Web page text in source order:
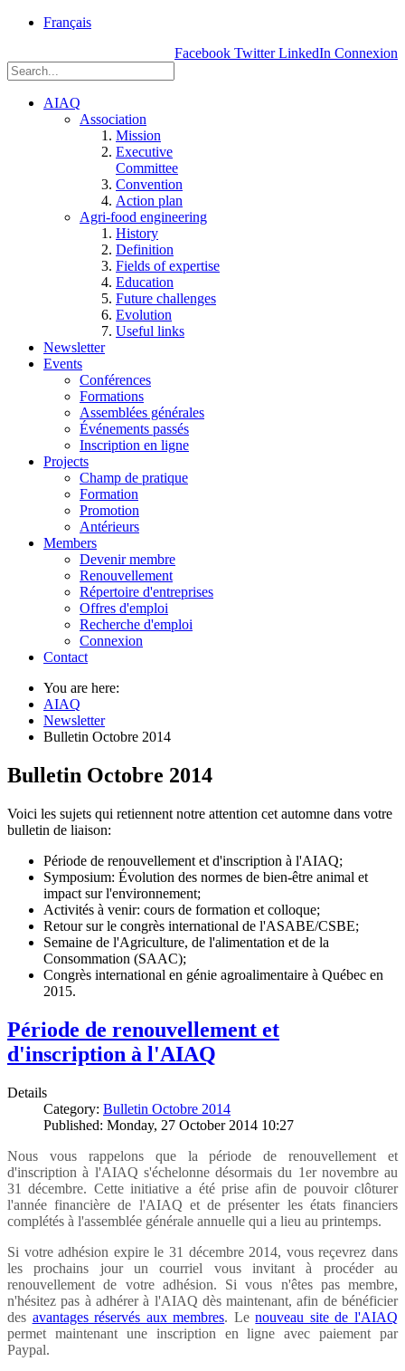
Français
Facebook Twitter LinkedIn Connexion
AIAQ
Association
Mission
Executive
Committee
Convention
Action plan
Agri-food engineering
History
Definition
Fields of expertise
Education
Future challenges
Evolution
Useful links
Newsletter
Events
Conférences
Formations
Assemblées générales
Événements passés
Inscription en ligne
Projects
Champ de pratique
Formation
Promotion
Antérieurs
Members
Devenir membre
Renouvellement
Répertoire d'entreprises
Offres d'emploi
Recherche d'emploi
Connexion
Contact
You are here:
AIAQ
Newsletter
Bulletin Octobre 2014
Bulletin Octobre 2014
Voici les sujets qui retiennent notre attention cet automne dans votre
bulletin de liaison:
Période de renouvellement et d'inscription à l'AIAQ;
Symposium: Évolution des normes de bien-être animal et
impact sur l'environnement;
Activités à venir: cours de formation et colloque;
Retour sur le congrès international de l'ASABE/CSBE;
Semaine de l'Agriculture, de l'alimentation et de la
Consommation (SAAC);
Congrès international en génie agroalimentaire à Québec en
2015.
Période de renouvellement et
d'inscription à l'AIAQ
Details
Category: Bulletin Octobre 2014
Published: Monday, 27 October 2014 10:27
Nous vous rappelons que la période de renouvellement et
d'inscription à l'AIAQ s'échelonne désormais du 1er novembre au
31 décembre. Cette initiative a été prise afin de pouvoir clôturer
l'année financière de l'AIAQ et de présenter les états financiers
complétés à l'assemblée générale annuelle qui a lieu au printemps.
Si votre adhésion expire le 31 décembre 2014, vous reçevrez dans
les prochains jour un courriel vous invitant à procéder au
renouvellement de votre adhésion. Si vous n'êtes pas membre,
n'hésitez pas à adhérer à l'AIAQ dès maintenant, afin de bénéficier
des avantages réservés aux membres. Lenouveau site de l'AIAQ
permet maintenant une inscription en ligne avec paiement par
Paypal.
Einstein, Québec
G1P